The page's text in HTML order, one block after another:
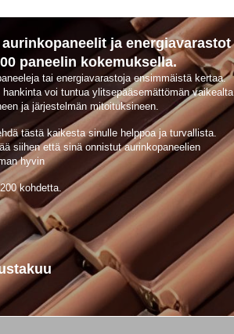
ja energiavarastot
paneelin kokemuksella.
tai energiavarastoja ensimmäistä kertaa.
voi tuntua ylitsepääsemättömän vaikealta
ja järjestelmän mitoituksineen.
tästä kaikesta sinulle helppoa ja turvallista.
siihen että sinä onnistut aurinkopaneelien
hyvin
kohdetta.